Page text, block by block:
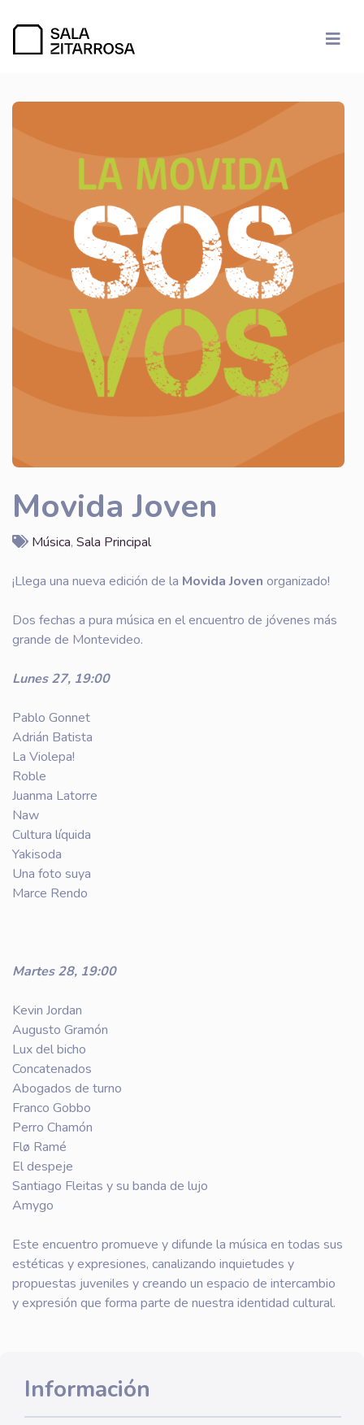
Movida Joven
Música, Sala Principal
¡Llega una nueva edición de la Movida Joven organizado!
Dos fechas a pura música en el encuentro de jóvenes más
grande de Montevideo.
Lunes 27, 19:00
Pablo Gonnet
Adrián Batista
La Violepa!
Roble
Juanma Latorre
Naw
Cultura líquida
Yakisoda
Una foto suya
Marce Rendo
Martes 28, 19:00
Kevin Jordan
Augusto Gramón
Lux del bicho
Concatenados
Abogados de turno
Franco Gobbo
Perro Chamón
Flø Ramé
El despeje
Santiago Fleitas y su banda de lujo
Amygo
Este encuentro promueve y difunde la música en todas sus
estéticas y expresiones, canalizando inquietudes y
propuestas juveniles y creando un espacio de intercambio
y expresión que forma parte de nuestra identidad cultural.
Información